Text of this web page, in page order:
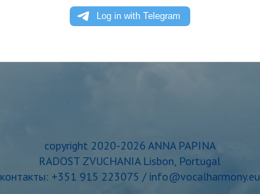
copyright 2020-2026 ANNA PAPINA
RADOST ZVUCHANIA Lisbon, Portugal
контакты: +351 915 223075 / info@vocalharmony.eu